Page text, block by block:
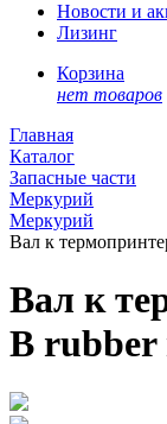
Новости и
Лизинг
Корзина
нет товаров
Главная
Каталог
Запасные части
Меркурий
Меркурий
Вал к
Вал к
B rubber